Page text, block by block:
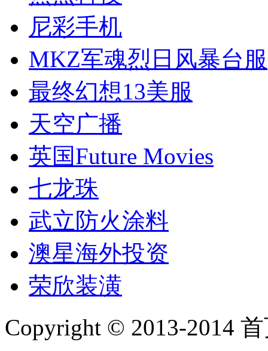
尼彩手机
MKZ军魂烈日风暴台服
最终幻想13美服
天空广播
英国Future Movies
七龙珠
武立防火涂料
澳星海外投资
荣欣装潢
Copyright © 2013-2014